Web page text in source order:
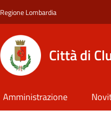
Regione Lombardia
Città di
Amministrazione